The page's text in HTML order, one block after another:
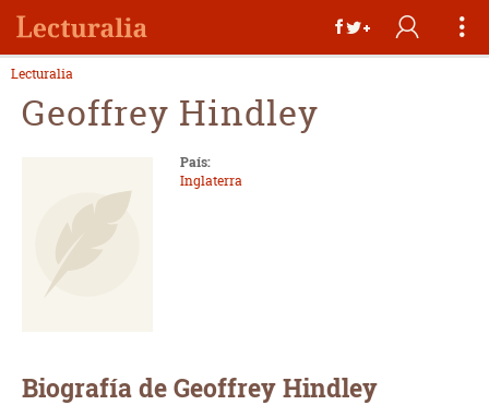
Lecturalia
Geoffrey Hindley
País:
Inglaterra
Biografía de Geoffrey Hindley